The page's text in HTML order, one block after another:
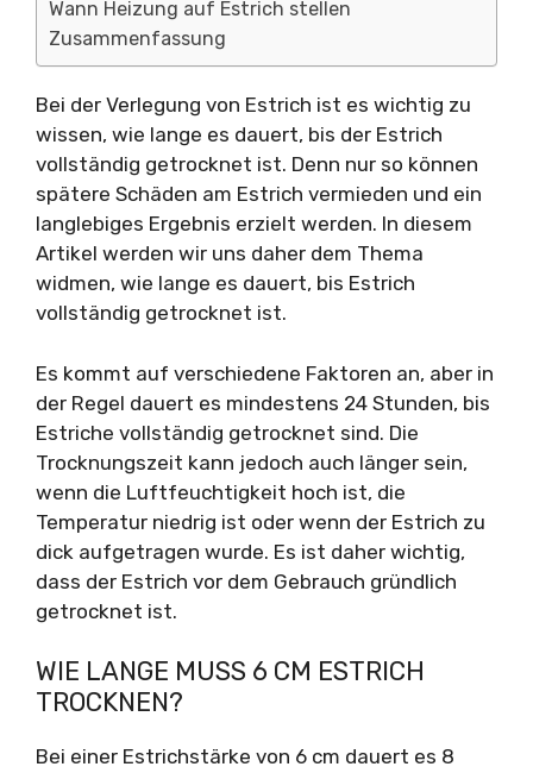
Wann Heizung auf Estrich stellen
Zusammenfassung
Bei der Verlegung von Estrich ist es wichtig zu
wissen, wie lange es dauert, bis der Estrich
vollständig getrocknet ist. Denn nur so können
spätere Schäden am Estrich vermieden und ein
langlebiges Ergebnis erzielt werden. In diesem
Artikel werden wir uns daher dem Thema
widmen, wie lange es dauert, bis Estrich
vollständig getrocknet ist.
Es kommt auf verschiedene Faktoren an, aber in
der Regel dauert es mindestens 24 Stunden, bis
Estriche vollständig getrocknet sind. Die
Trocknungszeit kann jedoch auch länger sein,
wenn die Luftfeuchtigkeit hoch ist, die
Temperatur niedrig ist oder wenn der Estrich zu
dick aufgetragen wurde. Es ist daher wichtig,
dass der Estrich vor dem Gebrauch gründlich
getrocknet ist.
WIE LANGE MUSS 6 CM ESTRICH
TROCKNEN?
Bei einer Estrichstärke von 6 cm dauert es 8